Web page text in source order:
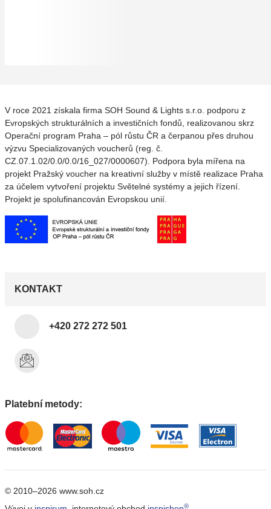
V roce 2021 získala firma SOH Sound & Lights s.r.o. podporu z
Evropských strukturálních a investičních fondů, realizovanou skrz
Operační program Praha – pól růstu ČR a čerpanou přes druhou
výzvu Specializovaných voucherů (reg. č.
CZ.07.1.02/0.0/0.0/16_027/0000607). Podpora byla mířena na
projekt Pražský voucher na kreativní služby v místě realizace Praha
za účelem vytvoření projektu Světelné systémy a jejich řízení.
Projekt je spolufinancován Evropskou unií.
KONTAKT
+420 272 272 501
Platební metody:
© 2010–2026 www.soh.cz
®